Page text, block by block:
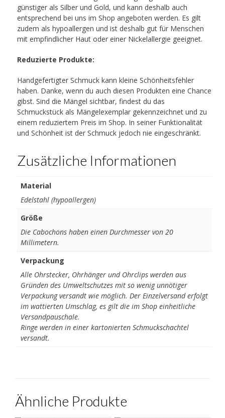
günstiger als Silber und Gold, und kann deshalb auch
entsprechend bei uns im Shop angeboten werden. Es gilt
zudem als hypoallergen und ist deshalb gut für Menschen
mit empfindlicher Haut oder einer Nickelallergie geeignet.
Reduzierte Produkte:
Handgefertigter Schmuck kann kleine Schönheitsfehler
haben. Danke, wenn du auch diesen Produkten eine Chance
gibst. Sind die Mängel sichtbar, findest du das
Schmuckstück als Mängelexemplar gekennzeichnet und zu
einem reduziertem Preis im Shop. In seiner Funktionalität
und Schönheit ist der Schmuck jedoch nie eingeschränkt.
Zusätzliche Informationen
Material
Edelstahl (hypoallergen)
Größe
Die Cabochons haben einen Durchmesser von 20
Millimetern.
Verpackung
Alle Ohrstecker, Ohrhänger und Ohrclips werden aus
Gründen des Umweltschutzes mit so wenig unnötiger
Verpackung versandt wie möglich. Der Einzelversand erfolgt
im wattierten Umschlag, es gilt die im Shop einheitliche
Versandpauschale.
Ringe werden in einer kartonierten Schmuckschachtel
versandt.
Ähnliche Produkte